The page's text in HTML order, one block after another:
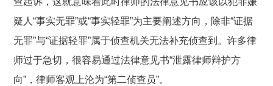
疑人“事实无罪”或“事实轻罪”为主要阐述方向，除非“证据
无罪”与“证据轻罪”属于侦查机关无法补充侦查到。许多律
师过于急切，很容易通过法律意见书“泄露律师辩护方
向”，律师客观上沦为“第二侦查员”。